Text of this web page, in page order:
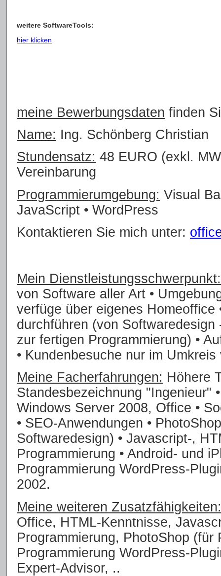
weitere SoftwareTools:
hier klicken
meine Bewerbungsdaten finden
Name: Ing. Schönberg Christian
Stundensatz: 48 EURO (exkl.
Vereinbarung
Programmierumgebung: Visual
JavaScript • WordPress
Kontaktieren Sie mich unter:
Mein Dienstleistungsschwerpunkt:
von Software aller Art •
verfüge über eigenes Homeoffice
durchführen (von
zur fertigen Programmierung) •
• Kundenbesuche nur im
Meine Facherfahrungen: Höhere
Standesbezeichnung "Ingenieur"
Windows Server 2008, Office •
• SEO-Anwendungen •
Softwaredesign) • Javascript-,
Programmierung • Android- und
Programmierung WordPress-
2002.
Meine weiteren Zusatzfähigkeiten:
Office, HTML-Kenntnisse,
Programmierung, PhotoShop (für
Programmierung WordPress-
Expert-Advisor, ..